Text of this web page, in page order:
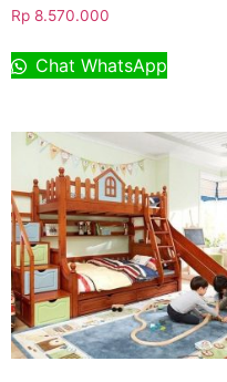
Rp 8.570.000
Chat WhatsApp